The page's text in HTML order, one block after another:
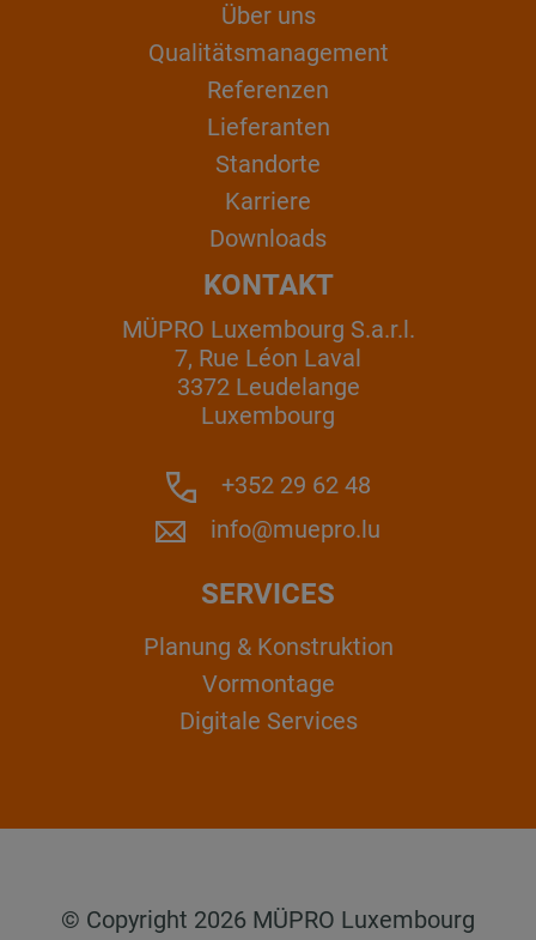
Über uns
Qualitätsmanagement
Referenzen
Lieferanten
Standorte
Karriere
Downloads
KONTAKT
MÜPRO Luxembourg S.a.r.l.
7, Rue Léon Laval
3372 Leudelange
Luxembourg
+352 29 62 48
info@muepro.lu
SERVICES
Planung & Konstruktion
Vormontage
Digitale Services
© Copyright 2026 MÜPRO Luxembourg